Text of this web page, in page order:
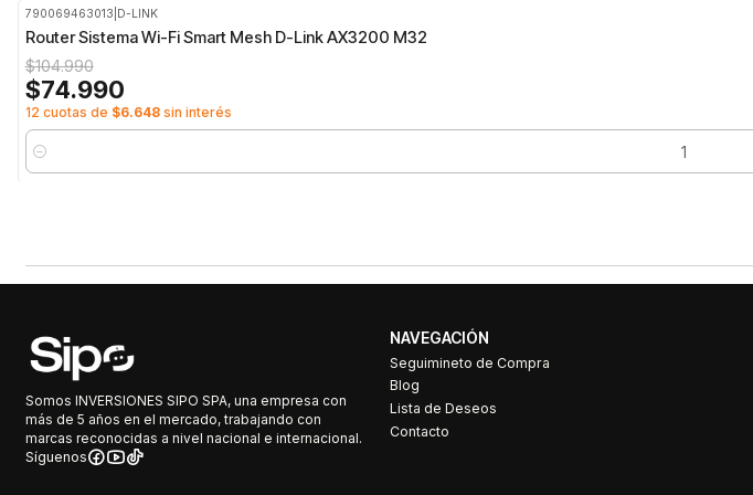
790069463013 D-LINK
Router Sistema Wi-Fi Smart Mesh D-Link AX3200 M32
$104.990
$74.990
12 cuotas de $6.648sin interés
Cantidad
Somos INVERSIONES SIPO SPA, una empresa con
más de 5 años en el mercado, trabajando con
marcas reconocidas a nivel nacional e internacional.
Síguenos
NAVEGACIÓN
Seguimineto de Compra
Blog
Lista de Deseos
Contacto